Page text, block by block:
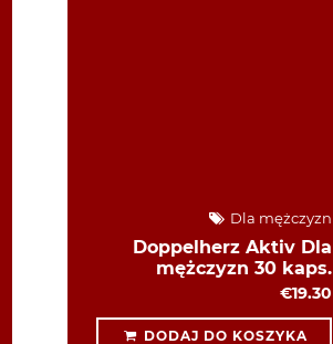
Dla mężczyzn
Doppelherz Aktiv Dla
mężczyzn 30 kaps.
€19.30
DODAJ DO KOSZYKA